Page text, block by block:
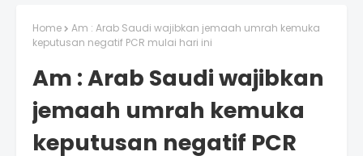
Home
Am : Arab Saudi wajibkan jemaah umrah kemuka
keputusan negatif PCR mulai hari ini
Am : Arab Saudi wajibkan
jemaah umrah kemuka
keputusan negatif PCR